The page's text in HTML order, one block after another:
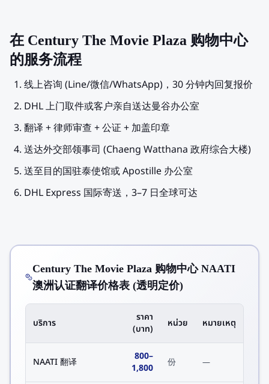
在 Century The Movie Plaza 购物中心
的服务流程
线上咨询 (Line/微信/WhatsApp)，30 分钟内回复报价
DHL 上门取件或客户亲自送达曼谷办公室
翻译 + 律师审查 + 公证 + 加盖印章
送达外交部领事司 (Chaeng Watthana 政府综合大楼)
送至目的国驻泰使馆或 Apostille 办公室
DHL Express 国际寄送，3–7 日全球可达
Century The Movie Plaza 购物中心 NAATI
澳洲认证翻译价格表 (透明定价)
บริการ
ราคา
(บาท)
หน่วย หมายเหตุ
NAATI 翻译 800–
1,800
份 —